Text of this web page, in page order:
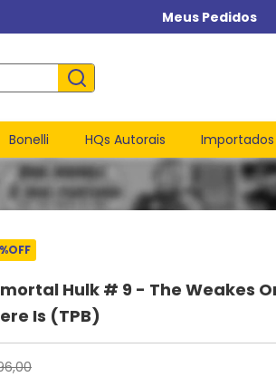
Meus Pedidos
Bonelli HQs Autorais Importados
OFF
Hulk # 9 - The Weakes
Is (TPB)
,00